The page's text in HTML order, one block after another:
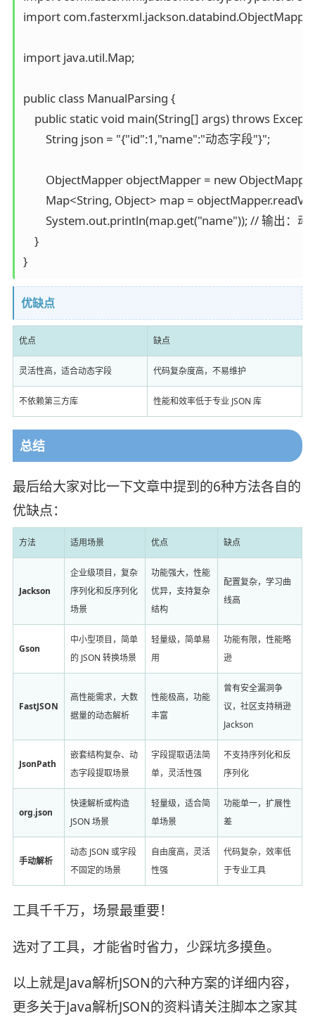
import
import java.util.Map;
public class ManualParsing {
public static void main(String[] args) throws
        String json = "{"id":1,"name":"动态字段"}";
ObjectMapper objectMapper = new
Map<String, Object> map =
System.out.println(map.get("name")); // 输出：
    }
}
优缺点
优点 缺点
灵活性高，适合动态字段 代码复杂度高，不易维护
不依赖第三方库 性能和效率低于专业 JSON 库
总结
最后给大家对比一下文章中提到的6种方法各自的
优缺点：
方法 适用场景 优点 缺点
Jackson
企业级项目，复杂
序列化和反序列化
场景
功能强大，性能
优异，支持复杂
结构
配置复杂，学习曲
线高
Gson
中小型项目，简单
的 JSON 转换场景
轻量级，简单易
用
功能有限，性能略
逊
FastJSON
高性能需求，大数
据量的动态解析
性能极高，功能
丰富
曾有安全漏洞争
议，社区支持稍逊
Jackson
JsonPath
嵌套结构复杂、动
态字段提取场景
字段提取语法简
单，灵活性强
不支持序列化和反
序列化
org.json
快速解析或构造
JSON 场景
轻量级，适合简
单场景
功能单一，扩展性
差
手动解析
动态 JSON 或字段
不固定的场景
自由度高，灵活
性强
代码复杂，效率低
于专业工具
工具千千万，场景最重要！
选对了工具，才能省时省力，少踩坑多摸鱼。
以上就是Java解析JSON的六种方案的详细内容，
更多关于Java解析JSON的资料请关注脚本之家其